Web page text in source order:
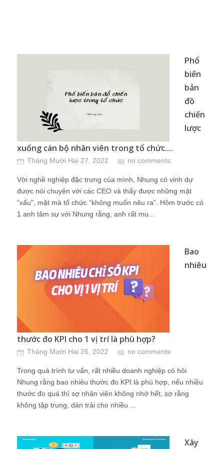
Phổ
biến
bản
đồ
chiến
lược
xuống cán bộ nhân viên trong tổ chức....
Tháng Mười Hai 27, 2022 no comments
Vời nghề nghiệp đặc trưng của mình, Nhung có vinh dự
được nói chuyện với các CEO và thấy được những mặt
“xấu”, mặt mà tổ chức “không muốn nêu ra”. Hôm trước có
1 anh tâm sự với Nhung rằng, anh rất mu...
Bao
nhiêu
thước đo KPI cho 1 vị trí là phù hợp?
Tháng Mười Hai 26, 2022 no comments
Trong quá trình tư vấn, rất nhiều doanh nghiệp có hỏi
Nhung rằng bao nhiêu thước đo KPI là phù hợp, nếu nhiều
thước đo quá thì sợ nhân viên không nhớ hết, sợ rằng
không tập trung, dàn trải cho nhiều ...
Xây